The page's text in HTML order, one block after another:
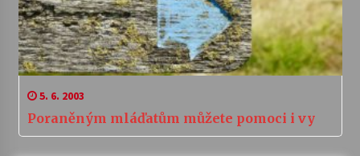
5. 6. 2003
Poraněným mláďatům můžete pomoci i vy